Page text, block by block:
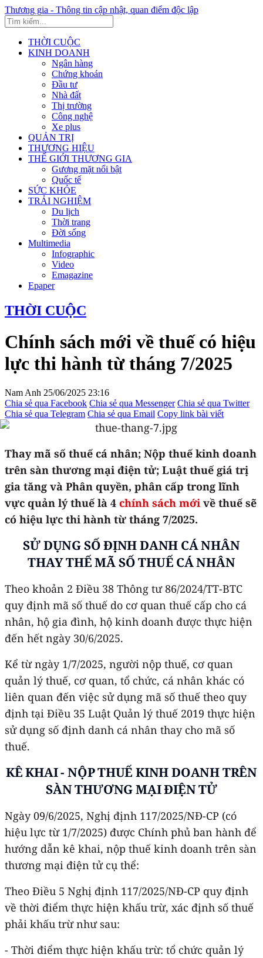
Thương gia - Thông tin cập nhật, quan điểm độc lập
THỜI CUỘC
KINH DOANH
Ngân hàng
Chứng khoán
Đầu tư
Nhà đất
Thị trường
Công nghệ
Xe plus
QUẢN TRỊ
THƯƠNG HIỆU
THẾ GIỚI THƯƠNG GIA
Gương mặt nổi bật
Quốc tế
SỨC KHỎE
TRẢI NGHIỆM
Du lịch
Thời trang
Đời sống
Multimedia
Infographic
Video
Emagazine
Epaper
THỜI CUỘC
Chính sách mới về thuế có hiệu
lực thi hành từ tháng 7/2025
Nam Anh 25/06/2025 23:16
Chia sẻ qua Facebook Chia sẻ qua Messenger Chia sẻ qua Twitter
Chia sẻ qua Telegram Chia sẻ qua Email Copy link bài viết
Thay mã số thuế cá nhân; Nộp thuế kinh doanh
trên sàn thương mại điện tử; Luật thuế giá trị
gia tăng và Phân quyền, phân cấp trong lĩnh
vực quản lý thuế là 4 chính sách mới về thuế sẽ
có hiệu lực thi hành từ tháng 7/2025.
SỬ DỤNG SỐ ĐỊNH DANH CÁ NHÂN
THAY THẾ MÃ SỐ THUẾ CÁ NHÂN
Theo khoản 2 Điều 38 Thông tư 86/2024/TT-BTC
quy định mã số thuế do cơ quan thuế cấp cho cá
nhân, hộ gia đình, hộ kinh doanh được thực hiện
đến hết ngày 30/6/2025.
Kể từ ngày 1/7/2025, người nộp thuế, cơ quan
quản lý thuế, cơ quan, tổ chức, cá nhân khác có
liên quan đến việc sử dụng mã số thuế theo quy
định tại Điều 35 Luật Quản lý thuế 2019 thực hiện
sử dụng số định danh cá nhân thay cho mã số
thuế.
KÊ KHAI - NỘP THUẾ KINH DOANH TRÊN
SÀN THƯƠNG MẠI ĐIỆN TỬ
Ngày 09/6/2025, Nghị định 117/2025/NĐ-CP (có
hiệu lực từ 1/7/2025) được Chính phủ ban hành để
hướng dẫn kê khai, nộp thuế kinh doanh trên sàn
thương mại điện tử cụ thể:
Theo Điều 5 Nghị định 117/2025/NĐ-CP quy định
về thời điểm thực hiện khấu trừ, xác định số thuế
phải khấu trừ như sau:
- Thời điểm thực hiện khấu trừ: tổ chức quản lý